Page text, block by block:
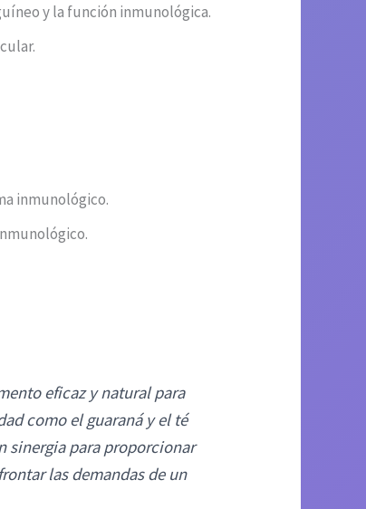
y la función inmunológica.
inmunológico.
eficaz y natural para
como el guaraná y el té
sinergia para proporcionar
las demandas de un